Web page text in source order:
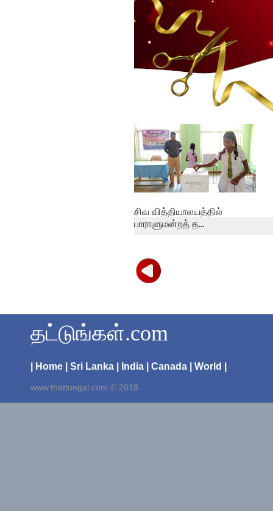
கல்குடா கல்வி வலயத்தின்
இணையத்தளம் ...
சிவ வித்தியாலயத்தில்
பாராளுமன்றத் த...
தட்டுங்கள்.com
| Home | Sri Lanka | India | Canada | World |
www.thattungal.com © 2018